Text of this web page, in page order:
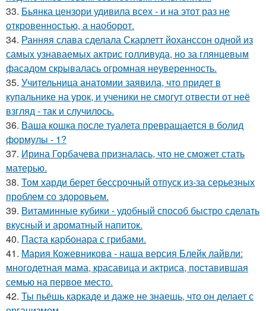
33. Бьянка цензори удивила всех - и на этот раз не
откровенностью, а наоборот.
34. Ранняя слава сделала Скарлетт йоханссон одной из
самых узнаваемых актрис голливуда, но за глянцевым
фасадом скрывалась огромная неуверенность.
35. Учительница анатомии заявила, что придет в
купальнике на урок, и ученики не смогут отвести от неё
взгляд - так и случилось.
36. Ваша кошка после туалета превращается в болид
формулы - 1?
37. Ирина Горбачева призналась, что не сможет стать
матерью.
38. Том харди берет бессрочный отпуск из-за серьезных
проблем со здоровьем.
39. Витаминные кубики - удобный способ быстро сделать
вкусный и ароматный напиток.
40. Паста карбонара с грибами.
41. Мария Кожевникова - наша версия Блейк лайвли:
многодетная мама, красавица и актриса, поставившая
семью на первое место.
42. Ты пьёшь каркаде и даже не знаешь, что он делает с